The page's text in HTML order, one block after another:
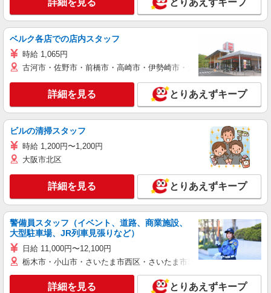
詳細を見る とりあえずキープ
ベルク各店での店内スタッフ
時給 1,065円
古河市・佐野市・前橋市・高崎市・伊勢崎市・太田市・館林市・藤
詳細を見る とりあえずキープ
ビルの清掃スタッフ
時給 1,200円〜1,200円
大阪市北区
詳細を見る とりあえずキープ
警備員スタッフ（イベント、道路、商業施設、
大型駐車場、JR列車見張りなど）
日給 11,000円〜12,100円
栃木市・小山市・さいたま市西区・さいたま市岩槻区・久喜市・蓮田
詳細を見る とりあえずキープ